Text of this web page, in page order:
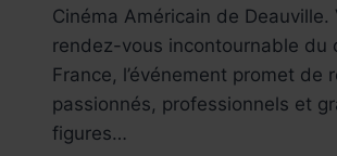
Cinéma Américain de Deauville.
rendez-vous incontournable du
France, l’événement promet de
passionnés, professionnels et
figures…